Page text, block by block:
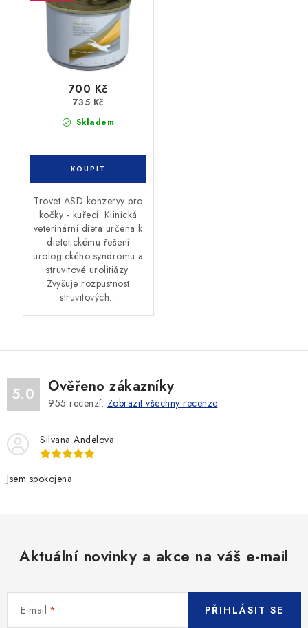
Skladem
700 Kč
735 Kč
Trovet ASD konzervy pro
kočky - kuřecí. Klinická
veterinární dieta určena k
dietetickému řešení
urologického syndromu a
struvitové urolitiázy.
Zvyšuje rozpustnost
struvitových...
5.0 Ověřeno zákazníky
955 recenzí. Zobrazit všechny recenze
Silvana Andelova
Jsem spokojena
Aktuální novinky a akce na váš e-mail
E-mail PŘIHLÁSIT SE